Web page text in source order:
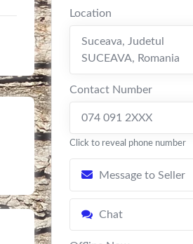
Location
Suceava, Judetul
SUCEAVA, Romania
Contact Number
074 091 2XXX
Click to reveal phone number
Message to Seller
Chat